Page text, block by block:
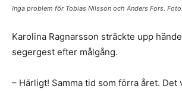
Inga problem för Tobias Nilsson och Anders Fors.
Karolina Ragnarsson sträckte upp
segergest efter målgång.
– Härligt! Samma tid som förra året. Det